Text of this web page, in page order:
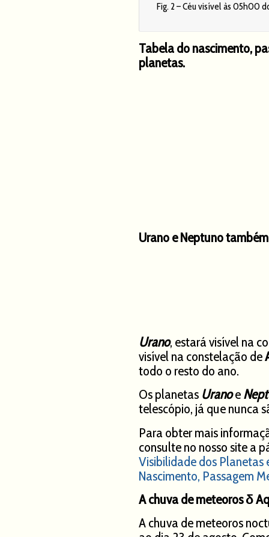
Fig. 2 – Céu visível às 05h00
Tabela do nascimento,
planetas.
Urano e Neptuno
Urano, estará visível na
visível na constelação de
todo o resto do ano.
Os planetas Uranoe
telescópio, já que nunca
Para obter mais
consulte no nosso site a
Visibilidade dos Planetas
Nascimento, Passagem
A chuva de meteorosδ
A chuva de meteoros